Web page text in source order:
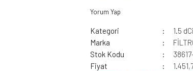
Yorum Yap
Kategori
1.5
Marka
Stok Kodu
Fiyat